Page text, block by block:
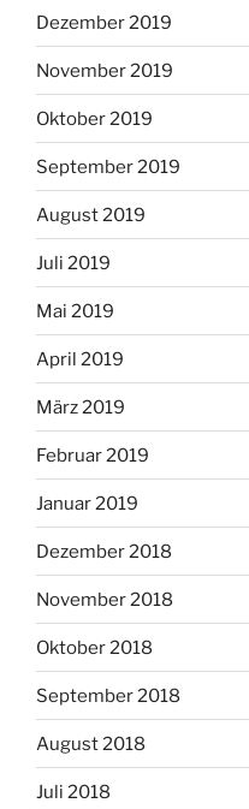
Dezember 2019
November 2019
Oktober 2019
September 2019
August 2019
Juli 2019
Mai 2019
April 2019
März 2019
Februar 2019
Januar 2019
Dezember 2018
November 2018
Oktober 2018
September 2018
August 2018
Juli 2018